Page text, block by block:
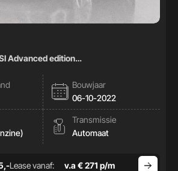
Advanced edition
Bouwjaar
06-10-2022
Transmissie
Automaat
Lease vanaf: v.a € 271 p/m